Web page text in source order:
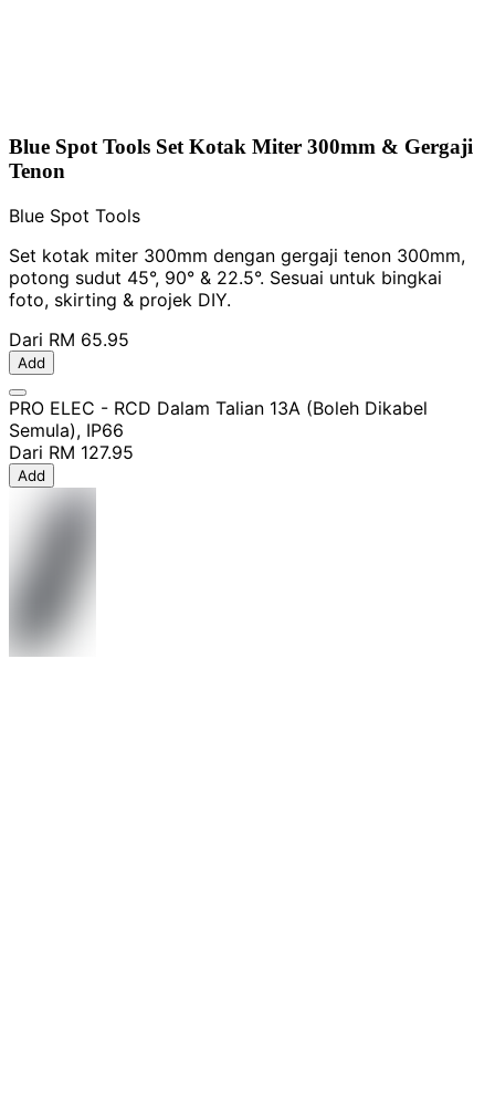
Blue Spot Tools Set Kotak Miter 300mm & Gergaji
Tenon
Blue Spot Tools
Set kotak miter 300mm dengan gergaji tenon 300mm,
potong sudut 45°, 90° & 22.5°. Sesuai untuk bingkai
foto, skirting & projek DIY.
Dari RM 65.95
Add
PRO ELEC - RCD Dalam Talian 13A (Boleh Dikabel
Semula), IP66
Dari RM 127.95
Add